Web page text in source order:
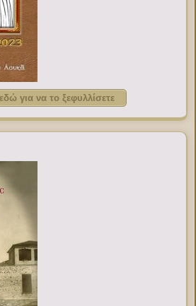
για να το ξεφυλλίσετε